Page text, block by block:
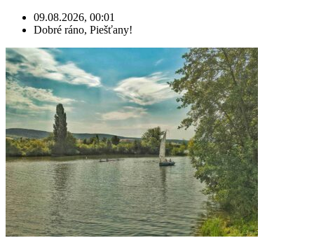
09.08.2026, 00:01
Dobré ráno, Piešťany!